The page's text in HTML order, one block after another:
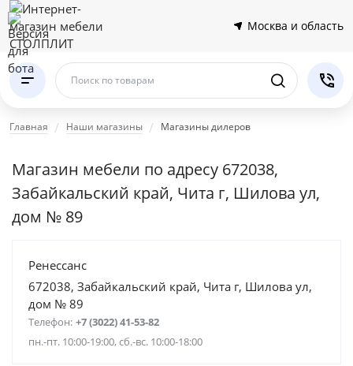
Москва и область
Поиск по товарам
Главная Наши магазины Магазины дилеров
Магазин мебели по адресу 672038,
Забайкальский край, Чита г, Шилова ул,
дом № 89
Ренессанс
672038, Забайкальский край, Чита г, Шилова ул,
дом № 89
Телефон: +7 (3022) 41-53-82
пн.-пт. 10:00-19:00, сб.-вс. 10:00-18:00